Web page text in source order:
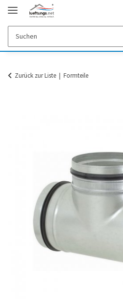
Zurück zur Liste Formteile